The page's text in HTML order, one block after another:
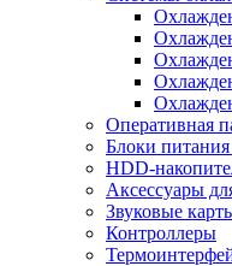
Оперативная
Блоки питания
HDD-
Аксессуары
Звуковые
Контроллеры